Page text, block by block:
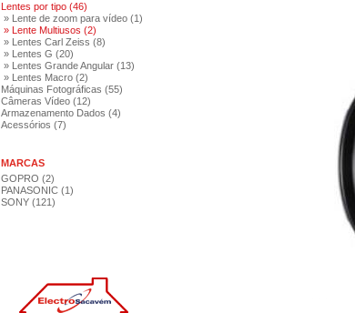
Lentes por tipo (46)
» Lente de zoom para vídeo (1)
» Lente Multiusos (2)
» Lentes Carl Zeiss (8)
» Lentes G (20)
» Lentes Grande Angular (13)
» Lentes Macro (2)
Máquinas Fotográficas (55)
Câmeras Vídeo (12)
Armazenamento Dados (4)
Acessórios (7)
MARCAS
GOPRO (2)
PANASONIC (1)
SONY (121)